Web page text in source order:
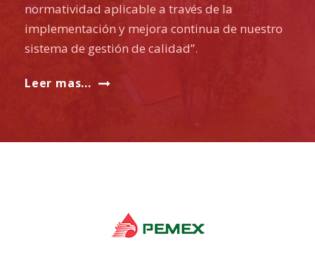
normatividad aplicable a través de la
implementación y mejora continua de nuestro
sistema de gestión de calidad”.
Leer mas...